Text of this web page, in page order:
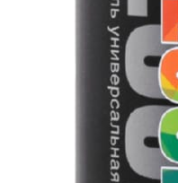
акриловая
Предназначена
окрашивания